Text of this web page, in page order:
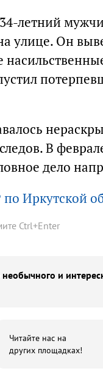
летний
улице. Он
В
дело
Иркутской
Ctrl+Enter
и
Читайте нас на
других площадках!